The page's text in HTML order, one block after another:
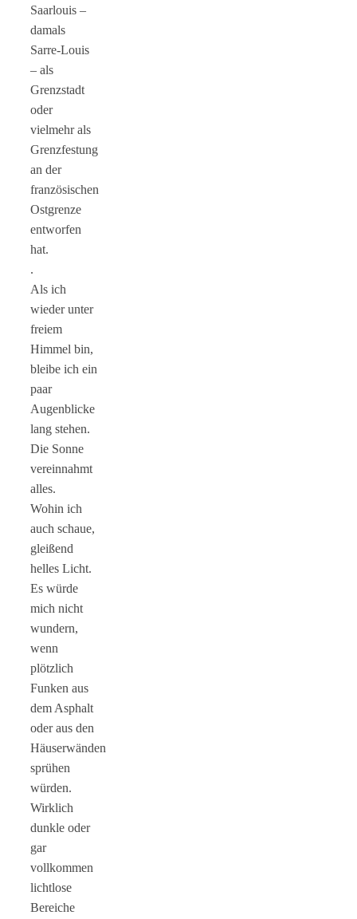
Saarlouis –
damals
Sarre-Louis
– als
Grenzstadt
oder
vielmehr als
Grenzfestung
an der
französischen
Ostgrenze
entworfen
hat.
.
Als ich
wieder unter
freiem
Himmel bin,
bleibe ich ein
paar
Augenblicke
lang stehen.
Die Sonne
vereinnahmt
alles.
Wohin ich
auch schaue,
gleißend
helles Licht.
Es würde
mich nicht
wundern,
wenn
plötzlich
Funken aus
dem Asphalt
oder aus den
Häuserwänden
sprühen
würden.
Wirklich
dunkle oder
gar
vollkommen
lichtlose
Bereiche